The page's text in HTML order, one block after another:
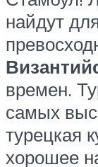
найдут
времен.
самых
турецкая
хорошее